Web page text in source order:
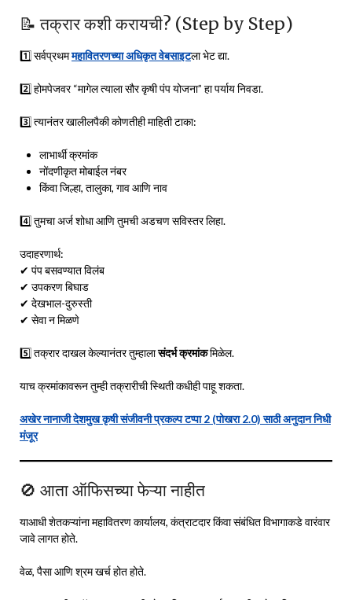
📝 तक्रार कशी करायची? (Step by Step)
1️⃣ सर्वप्रथममहावितरणच्या अधिकृत वेबसाइटला भेट द्या.
2️⃣ होमपेजवर “मागेल त्याला सौर कृषी पंप योजना” हा पर्याय निवडा.
3️⃣ त्यानंतर खालीलपैकी कोणतीही माहिती टाका:
लाभार्थी क्रमांक
नोंदणीकृत मोबाईल नंबर
किंवा जिल्हा, तालुका, गाव आणि नाव
4️⃣ तुमचा अर्ज शोधा आणि तुमची अडचण सविस्तर लिहा.
उदाहरणार्थ:
✔ पंप बसवण्यात विलंब
✔ उपकरण बिघाड
✔ देखभाल-दुरुस्ती
✔ सेवा न मिळणे
5️⃣ तक्रार दाखल केल्यानंतर तुम्हालासंदर्भ क्रमांकमिळेल.
याच क्रमांकावरून तुम्ही तक्रारीची स्थिती कधीही पाहू शकता.
अखेर नानाजी देशमुख कृषी संजीवनी प्रकल्प टप्पा 2 (पोखरा 2.0) साठी अनुदान निधी
मंजूर
🚫 आता ऑफिसच्या फेऱ्या नाहीत
याआधी शेतकऱ्यांना महावितरण कार्यालय, कंत्राटदार किंवा संबंधित विभागाकडे वारंवार
जावे लागत होते.
वेळ, पैसा आणि श्रम खर्च होत होते.